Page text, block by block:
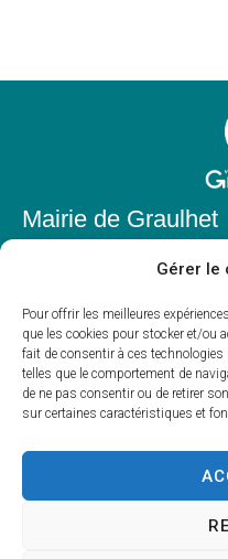
Gérer le
Pour offrir les meilleures
que les cookies pour stocker et/ou
fait de consentir à ces
telles que le comportement de
de ne pas consentir ou de retirer
sur certaines caractéristiques et
Mairie de Graulhet
05
Horaires
Du